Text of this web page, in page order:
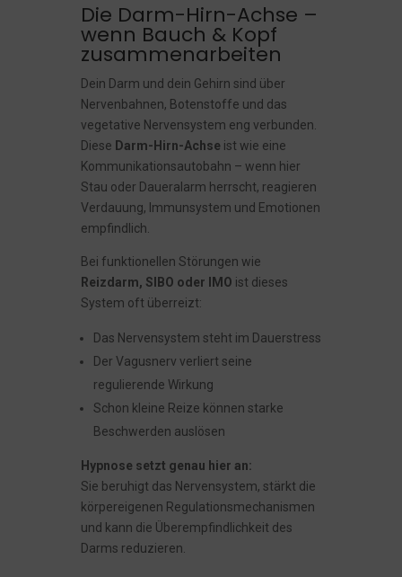
Die Darm-Hirn-Achse –
wenn Bauch & Kopf
zusammenarbeiten
Dein Darm und dein Gehirn sind über
Nervenbahnen, Botenstoffe und das
vegetative Nervensystem eng verbunden.
Diese Darm-Hirn-Achse ist wie eine
Kommunikationsautobahn – wenn hier
Stau oder Daueralarm herrscht, reagieren
Verdauung, Immunsystem und Emotionen
empfindlich.
Bei funktionellen Störungen wie
Reizdarm, SIBO oder IMO ist dieses
System oft überreizt:
Das Nervensystem steht im Dauerstress
Der Vagusnerv verliert seine
regulierende Wirkung
Schon kleine Reize können starke
Beschwerden auslösen
Hypnose setzt genau hier an:
Sie beruhigt das Nervensystem, stärkt die
körpereigenen Regulationsmechanismen
und kann die Überempfindlichkeit des
Darms reduzieren.